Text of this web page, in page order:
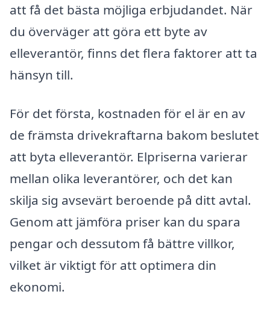
att få det bästa möjliga erbjudandet. När
du överväger att göra ett byte av
elleverantör, finns det flera faktorer att ta
hänsyn till.
För det första, kostnaden för el är en av
de främsta drivekraftarna bakom beslutet
att byta elleverantör. Elpriserna varierar
mellan olika leverantörer, och det kan
skilja sig avsevärt beroende på ditt avtal.
Genom att jämföra priser kan du spara
pengar och dessutom få bättre villkor,
vilket är viktigt för att optimera din
ekonomi.